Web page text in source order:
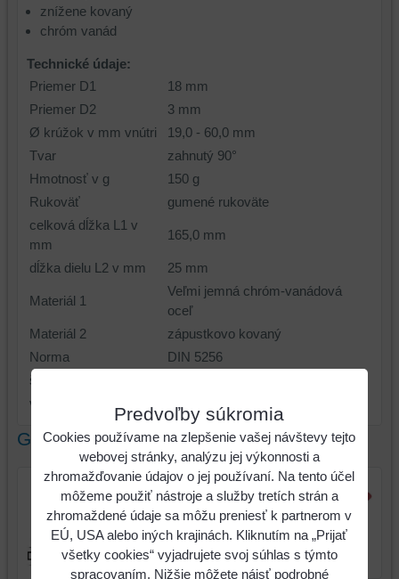
znížene kovaný
chróm vanád
Technické údaje:
Priemer D1
18 mm
Priemer D2
3 mm
Ø krúžok v mm vnútri
19,0 - 60,0 mm
Tvar
zahnutý 90°
Hmotnosť v g
150 g
Rukoväť
gumené rukoväte
celková dĺžka L1 v
mm
165,0 mm
dĺžka dielu L2 v mm 25 mm
Materiál 1
Veľmi jemná chróm-vanádová
oceľ
Materiál 2
zápustkovo kovaný
Norma
DIN 5256
šírka hrotu S v mm
výška hlavy (A)
Galéria
Vnútorné kliešte s
poistkou, zahnuté, 19-60
mm
Predvoľby súkromia
Cookies používame na zlepšenie vašej návštevy tejto
webovej stránky, analýzu jej výkonnosti a
zhromažďovanie údajov o jej používaní. Na tento účel
môžeme použiť nástroje a služby tretích strán a
zhromaždené údaje sa môžu preniesť k partnerom v
EÚ, USA alebo iných krajinách. Kliknutím na „Prijať
všetky cookies“ vyjadrujete svoj súhlas s týmto
spracovaním. Nižšie môžete nájsť podrobné